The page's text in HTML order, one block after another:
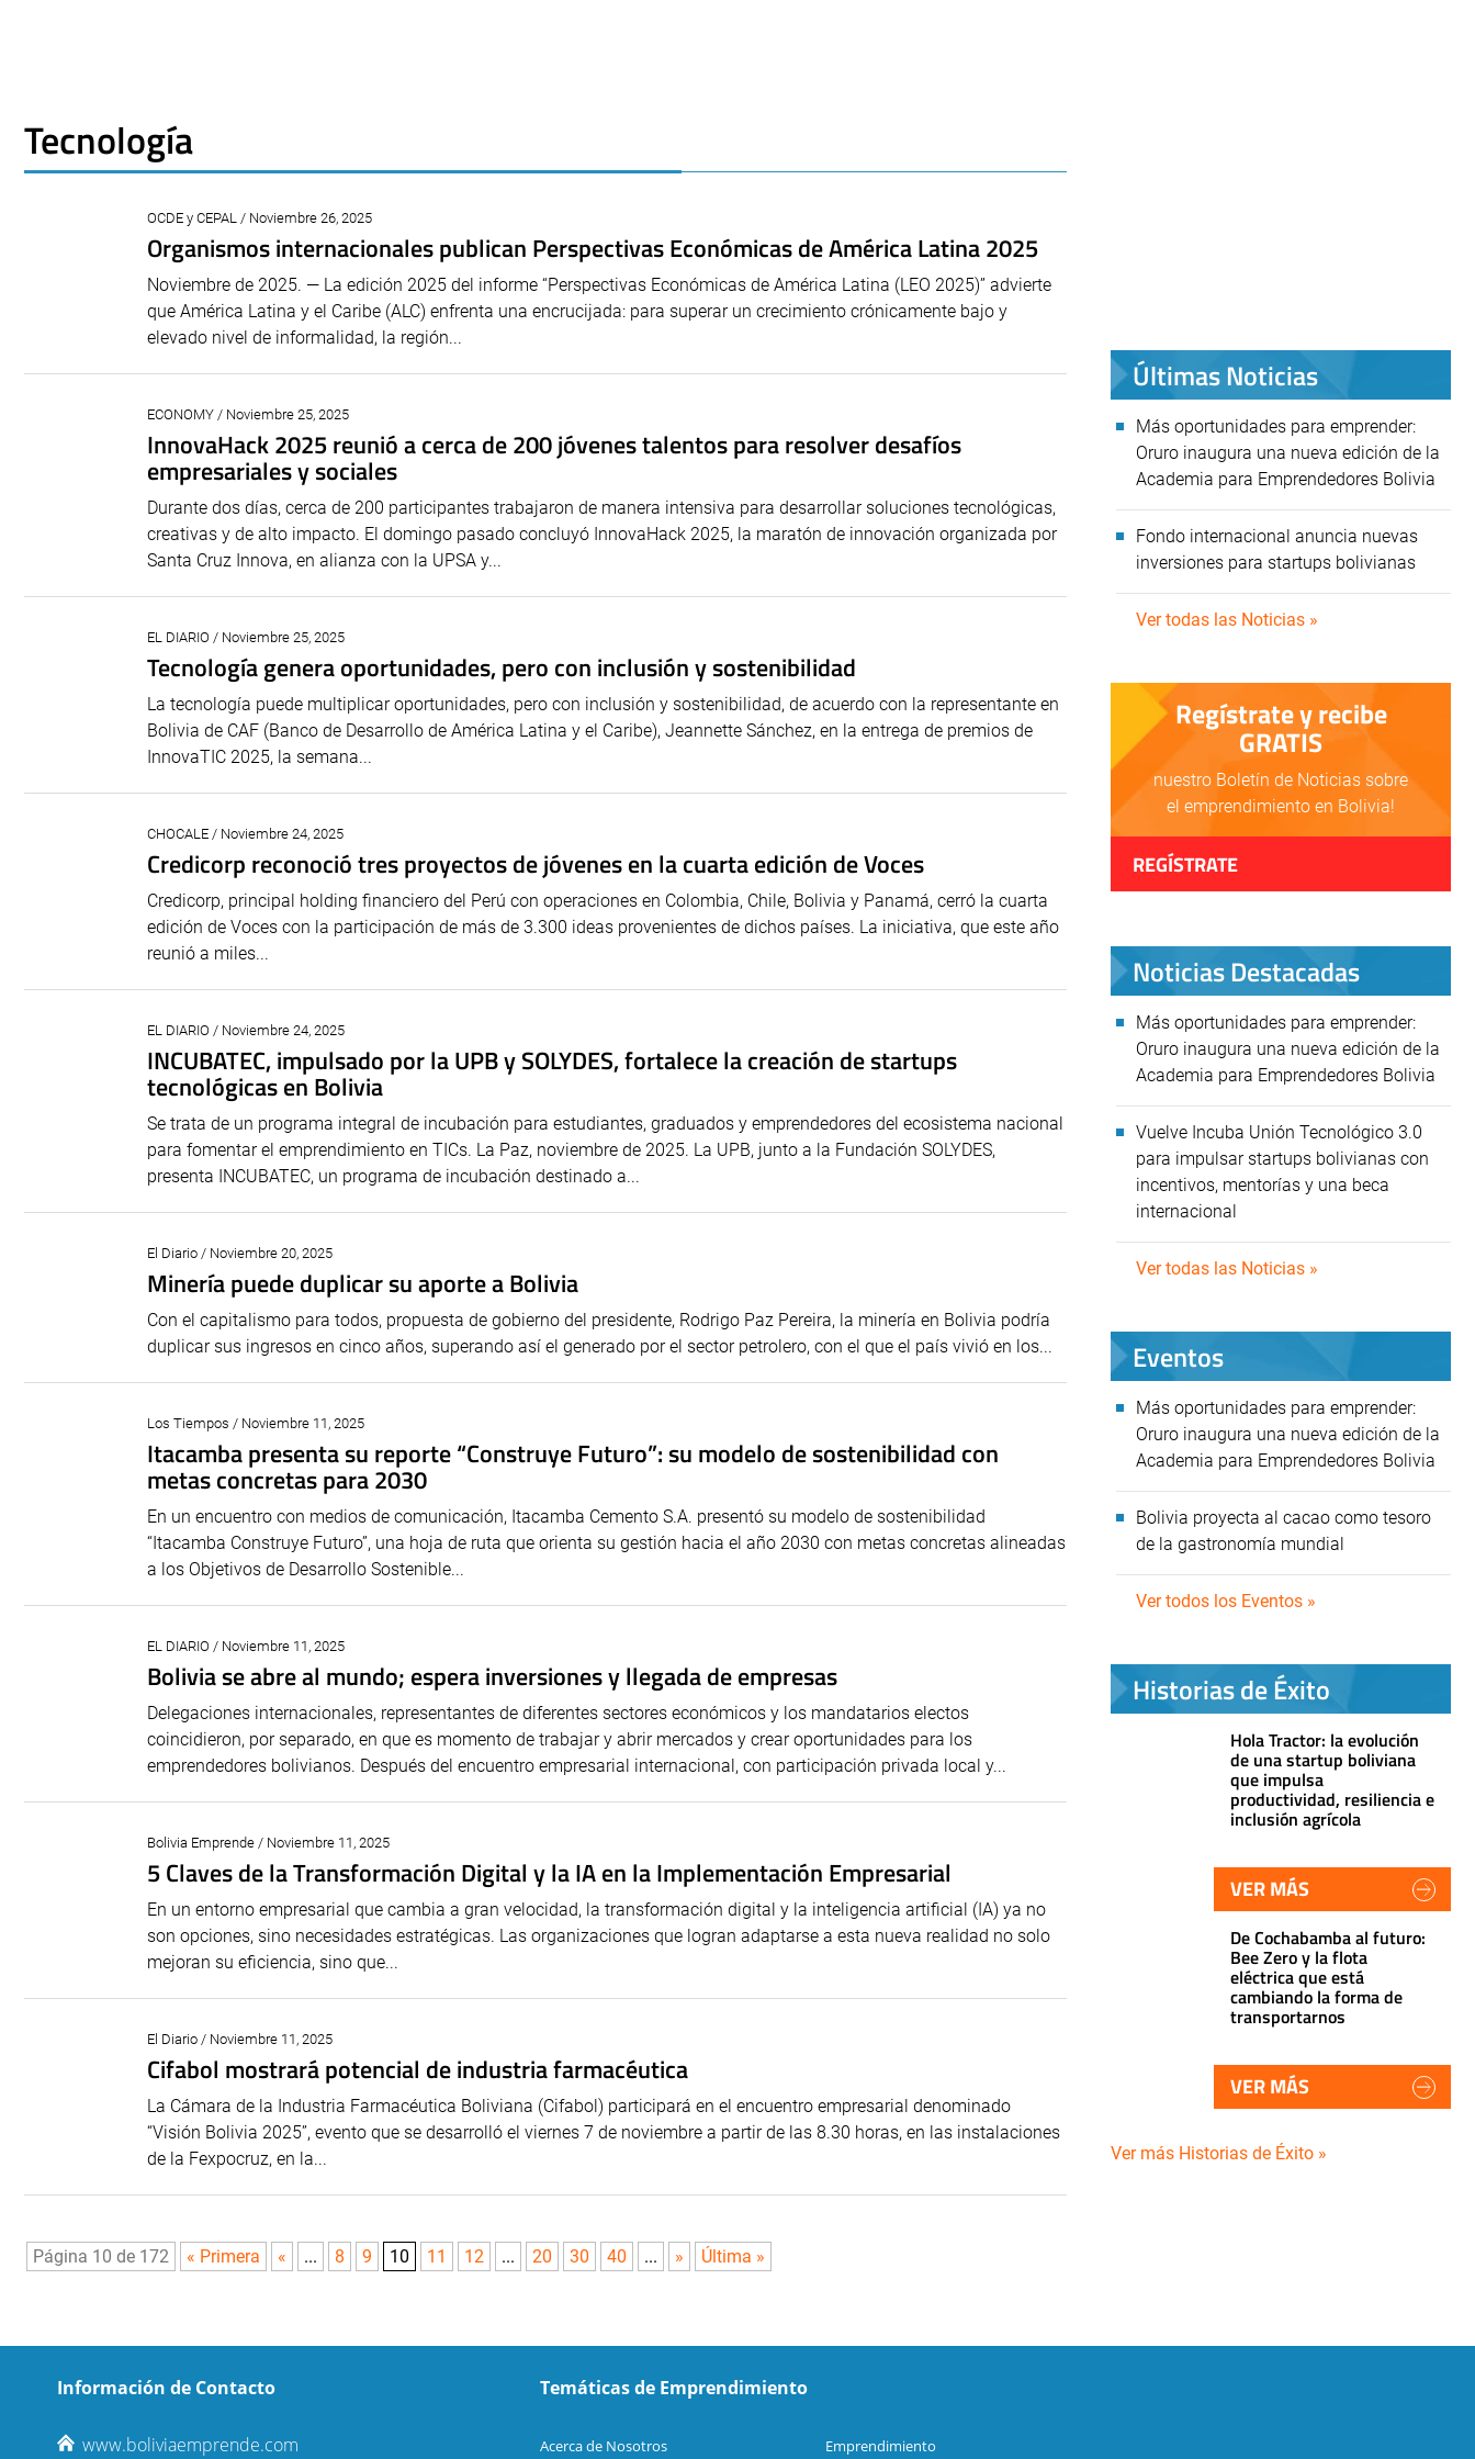
Tecnología
OCDE y CEPAL / Noviembre 26, 2025
Organismos internacionales publican Perspectivas Económicas de América Latina 2025
Noviembre de 2025. — La edición 2025 del informe “Perspectivas Económicas de América Latina (LEO 2025)” advierte
que América Latina y el Caribe (ALC) enfrenta una encrucijada: para superar un crecimiento crónicamente bajo y
elevado nivel de informalidad, la región...
ECONOMY / Noviembre 25, 2025
InnovaHack 2025 reunió a cerca de 200 jóvenes talentos para resolver desafíos
empresariales y sociales
Durante dos días, cerca de 200 participantes trabajaron de manera intensiva para desarrollar soluciones tecnológicas,
creativas y de alto impacto. El domingo pasado concluyó InnovaHack 2025, la maratón de innovación organizada por
Santa Cruz Innova, en alianza con la UPSA y...
EL DIARIO / Noviembre 25, 2025
Tecnología genera oportunidades, pero con inclusión y sostenibilidad
La tecnología puede multiplicar oportunidades, pero con inclusión y sostenibilidad, de acuerdo con la representante en
Bolivia de CAF (Banco de Desarrollo de América Latina y el Caribe), Jeannette Sánchez, en la entrega de premios de
InnovaTIC 2025, la semana...
CHOCALE / Noviembre 24, 2025
Credicorp reconoció tres proyectos de jóvenes en la cuarta edición de Voces
Credicorp, principal holding financiero del Perú con operaciones en Colombia, Chile, Bolivia y Panamá, cerró la cuarta
edición de Voces con la participación de más de 3.300 ideas provenientes de dichos países. La iniciativa, que este año
reunió a miles...
EL DIARIO / Noviembre 24, 2025
INCUBATEC, impulsado por la UPB y SOLYDES, fortalece la creación de startups
tecnológicas en Bolivia
Se trata de un programa integral de incubación para estudiantes, graduados y emprendedores del ecosistema nacional
para fomentar el emprendimiento en TICs. La Paz, noviembre de 2025. La UPB, junto a la Fundación SOLYDES,
presenta INCUBATEC, un programa de incubación destinado a...
El Diario / Noviembre 20, 2025
Minería puede duplicar su aporte a Bolivia
Con el capitalismo para todos, propuesta de gobierno del presidente, Rodrigo Paz Pereira, la minería en Bolivia podría
duplicar sus ingresos en cinco años, superando así el generado por el sector petrolero, con el que el país vivió en los...
Los Tiempos / Noviembre 11, 2025
Itacamba presenta su reporte “Construye Futuro”: su modelo de sostenibilidad con
metas concretas para 2030
En un encuentro con medios de comunicación, Itacamba Cemento S.A. presentó su modelo de sostenibilidad
“Itacamba Construye Futuro”, una hoja de ruta que orienta su gestión hacia el año 2030 con metas concretas alineadas
a los Objetivos de Desarrollo Sostenible...
EL DIARIO / Noviembre 11, 2025
Bolivia se abre al mundo; espera inversiones y llegada de empresas
Delegaciones internacionales, representantes de diferentes sectores económicos y los mandatarios electos
coincidieron, por separado, en que es momento de trabajar y abrir mercados y crear oportunidades para los
emprendedores bolivianos. Después del encuentro empresarial internacional, con participación privada local y...
Bolivia Emprende / Noviembre 11, 2025
5 Claves de la Transformación Digital y la IA en la Implementación Empresarial
En un entorno empresarial que cambia a gran velocidad, la transformación digital y la inteligencia artificial (IA) ya no
son opciones, sino necesidades estratégicas. Las organizaciones que logran adaptarse a esta nueva realidad no solo
mejoran su eficiencia, sino que...
El Diario / Noviembre 11, 2025
Cifabol mostrará potencial de industria farmacéutica
La Cámara de la Industria Farmacéutica Boliviana (Cifabol) participará en el encuentro empresarial denominado
“Visión Bolivia 2025”, evento que se desarrolló el viernes 7 de noviembre a partir de las 8.30 horas, en las instalaciones
de la Fexpocruz, en la...
Página 10 de 172 « Primera « ... 8 9 10 11 12 ... 20 30 40 ... » Última »
Últimas Noticias
Más oportunidades para emprender:
Oruro inaugura una nueva edición de la
Academia para Emprendedores Bolivia
Fondo internacional anuncia nuevas
inversiones para startups bolivianas
Ver todas las Noticias »
Regístrate y recibe
GRATIS
nuestro Boletín de Noticias sobre
el emprendimiento en Bolivia!
REGÍSTRATE
Noticias Destacadas
Más oportunidades para emprender:
Oruro inaugura una nueva edición de la
Academia para Emprendedores Bolivia
Vuelve Incuba Unión Tecnológico 3.0
para impulsar startups bolivianas con
incentivos, mentorías y una beca
internacional
Ver todas las Noticias »
Eventos
Más oportunidades para emprender:
Oruro inaugura una nueva edición de la
Academia para Emprendedores Bolivia
Bolivia proyecta al cacao como tesoro
de la gastronomía mundial
Ver todos los Eventos »
Historias de Éxito
Hola Tractor: la evolución
de una startup boliviana
que impulsa
productividad, resiliencia e
inclusión agrícola
VER MÁS
De Cochabamba al futuro:
Bee Zero y la flota
eléctrica que está
cambiando la forma de
transportarnos
VER MÁS
Ver más Historias de Éxito »
Información de Contacto
www.boliviaemprende.com
Temáticas de Emprendimiento
Acerca de Nosotros Emprendimiento